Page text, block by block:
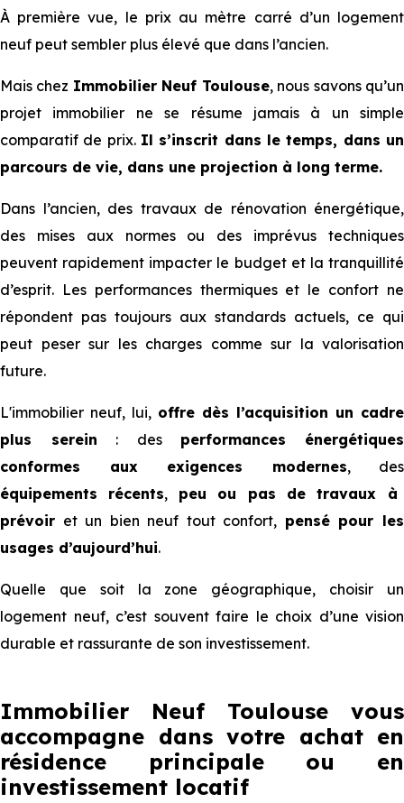
À première vue, le prix au mètre carré d’un logement
neuf peut sembler plus élevé que dans l’ancien.
Mais chez Immobilier Neuf Toulouse, nous savons qu’un
projet immobilier ne se résume jamais à un simple
comparatif de prix. Il s’inscrit dans le temps, dans un
parcours de vie, dans une projection à long terme.
Dans l’ancien, des travaux de rénovation énergétique,
des mises aux normes ou des imprévus techniques
peuvent rapidement impacter le budget et la tranquillité
d’esprit. Les performances thermiques et le confort ne
répondent pas toujours aux standards actuels, ce qui
peut peser sur les charges comme sur la valorisation
future.
L'immobilier neuf, lui, offre dès l’acquisition un cadre
plus serein : des performances
énergétiques
conformes aux exigences modernes, des
équipements récents, peu ou pas de travaux à
prévoir et un bien neuf tout confort, pensé pour les
usages d’aujourd’hui.
Quelle que soit la zone géographique, choisir un
logement neuf, c’est souvent faire le choix d’une vision
durable et rassurante de son investissement.
Immobilier Neuf Toulouse vous
accompagne dans votre achat en
résidence principale ou en
investissement locatif